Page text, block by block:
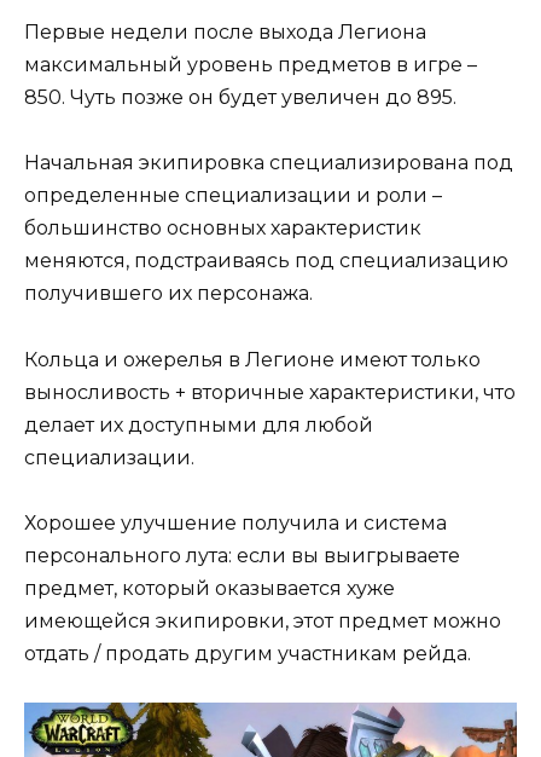
Первые недели после выхода Легиона
максимальный уровень предметов в игре –
850. Чуть позже он будет увеличен до 895.
Начальная экипировка специализирована под
определенные специализации и роли –
большинство основных характеристик
меняются, подстраиваясь под специализацию
получившего их персонажа.
Кольца и ожерелья в Легионе имеют только
выносливость + вторичные характеристики, что
делает их доступными для любой
специализации.
Хорошее улучшение получила и система
персонального лута: если вы выигрываете
предмет, который оказывается хуже
имеющейся экипировки, этот предмет можно
отдать / продать другим участникам рейда.